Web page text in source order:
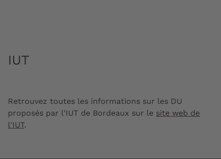
IUT
Retrouvez toutes les informations sur les DU
proposés par l'IUT de Bordeaux sur le site web de
l'IUT.